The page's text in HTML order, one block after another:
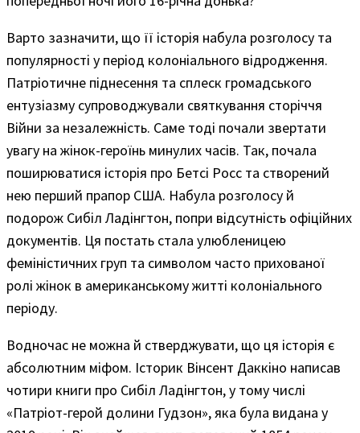
Варто зазначити, що її історія набула розголосу та
популярності у період колоніального відродження.
Патріотичне піднесення та сплеск громадського
ентузіазму супроводжували святкування сторіччя
Війни за незалежність. Саме тоді почали звертати
увагу на жінок-героїнь минулих часів. Так, почала
поширюватися історія про Бетсі Росс та створений
нею перший прапор США. Набула розголосу й
подорож Сибіл Ладінгтон, попри відсутність офіційних
документів. Ця постать стала улюбленицею
феміністичних груп та символом часто прихованої
ролі жінок в американському житті колоніального
періоду.
Водночас не можна й стверджувати, що ця історія є
абсолютним міфом. Історик Вінсент Даккіно написав
чотири книги про Сибіл Ладінгтон, у тому числі
«Патріот-герой долини Гудзон», яка була видана у